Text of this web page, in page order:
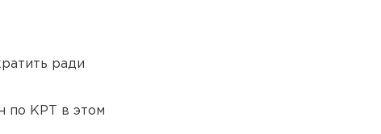
ради
по КРТ в этом